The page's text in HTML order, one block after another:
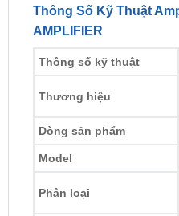
Thông Số Kỹ Thuật
AMPLIFIER
Thông số kỹ thuật
Thương hiệu
Dòng sản phẩm
Model
Phân loại